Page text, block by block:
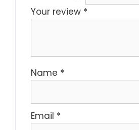
Your review *
Name *
Email *